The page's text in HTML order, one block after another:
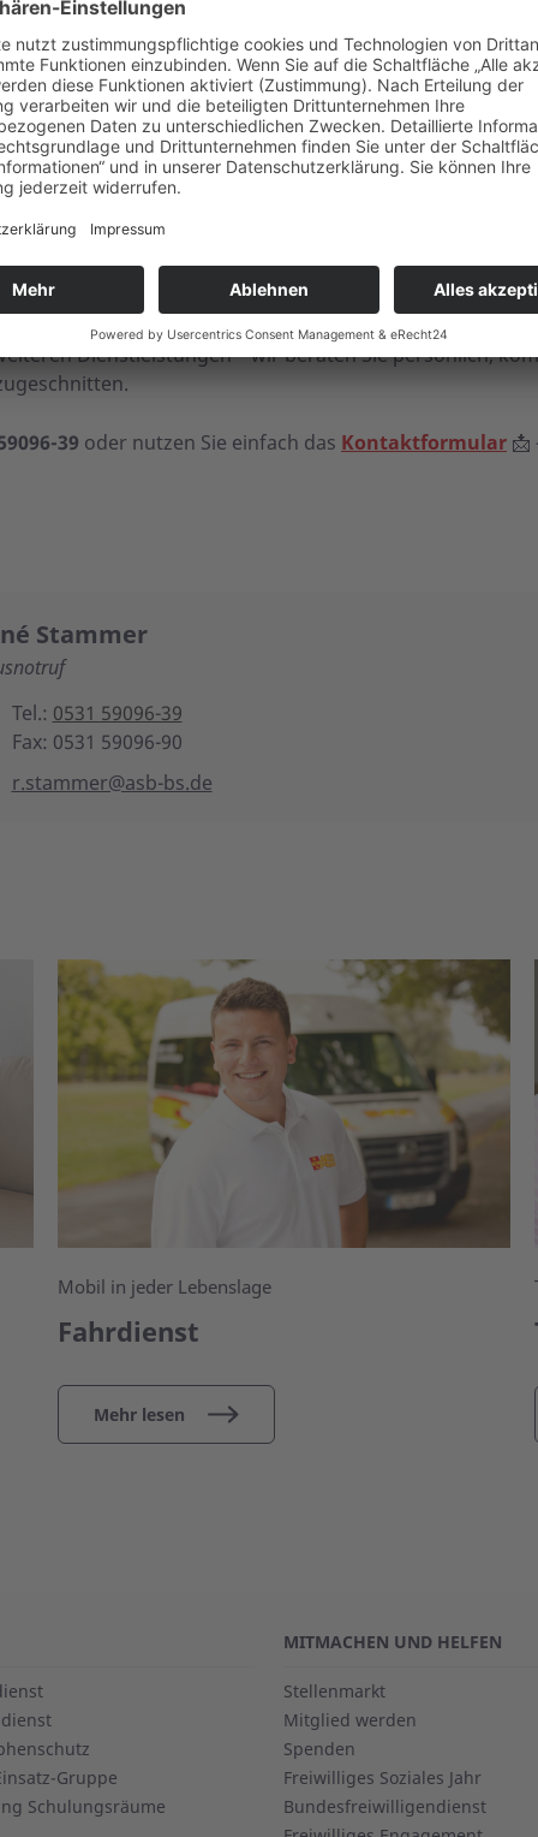
zu einem herkömmlichen Rauchmelder
– Wir sind
Dienstleistungen – wir beraten Sie persönlich,
39 oder nutzen Sie einfach das Kontaktformular 📩
Stammer
Tel.: 0531 59096-39
Fax: 0531 59096-90
r.stammer@asb-bs.de
Mobil in jeder Lebenslage
Fahrdienst
Mehr lesen
Gruppe
Schulungsräume
MITMACHEN UND HELFEN
Stellenmarkt
Mitglied werden
Spenden
Freiwilliges Soziales Jahr
Bundesfreiwilligendienst